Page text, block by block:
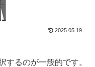
2025.05.19
するのが一般的です。